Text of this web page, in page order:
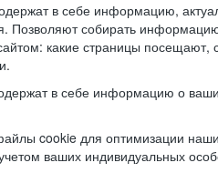
в себе информацию,
Позволяют собирать
какие страницы посещают,
в себе информацию о
cookie для оптимизации
ваших индивидуальных